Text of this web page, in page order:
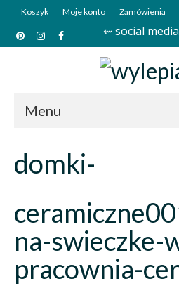
Koszyk Moje konto Zamówienia
⇜ social media
Menu
Sklep
Kim jesteśmy?
Kontakt
Deutsch
domki-
na-swieczke-
pracownia-